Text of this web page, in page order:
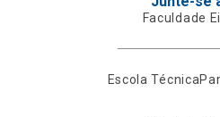
Faculdade
Escola Técnica